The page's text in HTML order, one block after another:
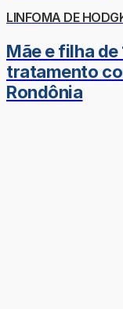
LINFOMA DE
Mãe e filha
tratamento
Rondônia